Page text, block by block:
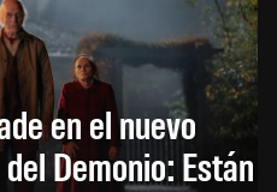
en el nuevo
Demonio: Están